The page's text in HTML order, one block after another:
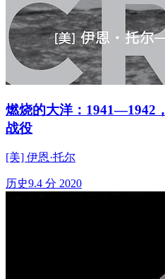
燃烧的大洋：1941—1942
战役
[美] 伊恩·托尔
历史9.4 分 2020